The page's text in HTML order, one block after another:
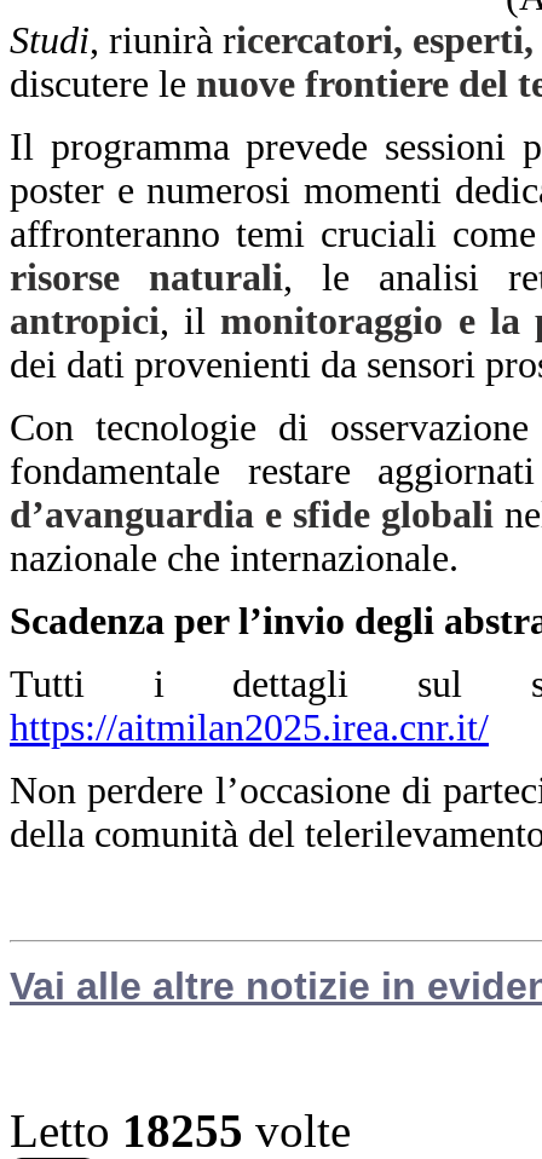
Studi, riunirà ricercatori,
discutere le nuove frontiere del
Il programma prevede sessioni
poster e numerosi momenti
affronteranno temi cruciali
risorse naturali, le analisi
antropici, ilmonitoraggio e la
dei dati provenienti da sensori
Con tecnologie di
fondamentale restare
d’avanguardia e sfide globali
nazionale che internazionale.
Scadenza per l’invio degli
Tutti i dettagli sul
https://aitmilan2025.irea.cnr.it/
Non perdere l’occasione di
della comunità del
Vai alle altre notizie in
Letto 18255 volte